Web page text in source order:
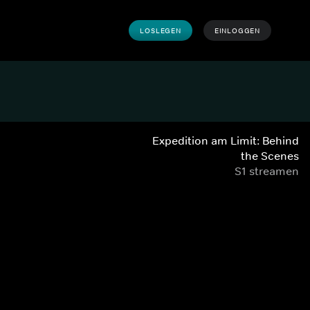
LOSLEGEN EINLOGGEN
Expedition am Limit: Behind
the Scenes
S1 streamen